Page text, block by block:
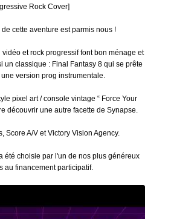
Rock Cover]
cette aventure est parmis nous !
et rock progressif font bon ménage et
un classique : Final Fantasy 8 qui se prête
version prog instrumentale.
pixel art / console vintage “ Force Your
découvrir une autre facette de Synapse.
Score A/V et Victory Vision Agency.
été choisie par l'un de nos plus généreux
au financement participatif.